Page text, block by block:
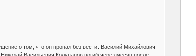
о том, что он пропал без вести. Василий Михайлович
Васильевич Колупанов погиб через месяц после